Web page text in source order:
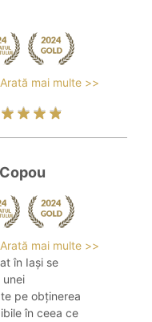
Arată mai multe >>
Arată mai multe >>
în Iași se
pe obținerea
în ceea ce